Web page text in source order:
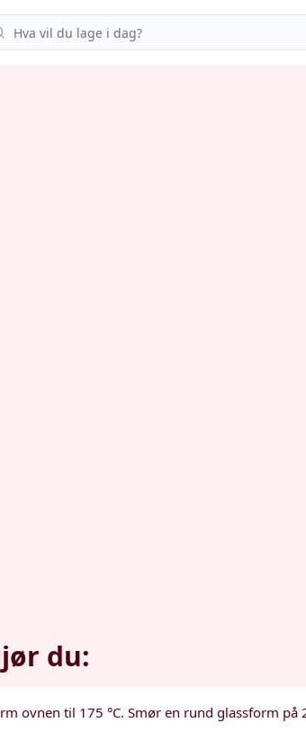
i oppskrifter
du:
ovnen til 175 °C. Smør en rund glassform på